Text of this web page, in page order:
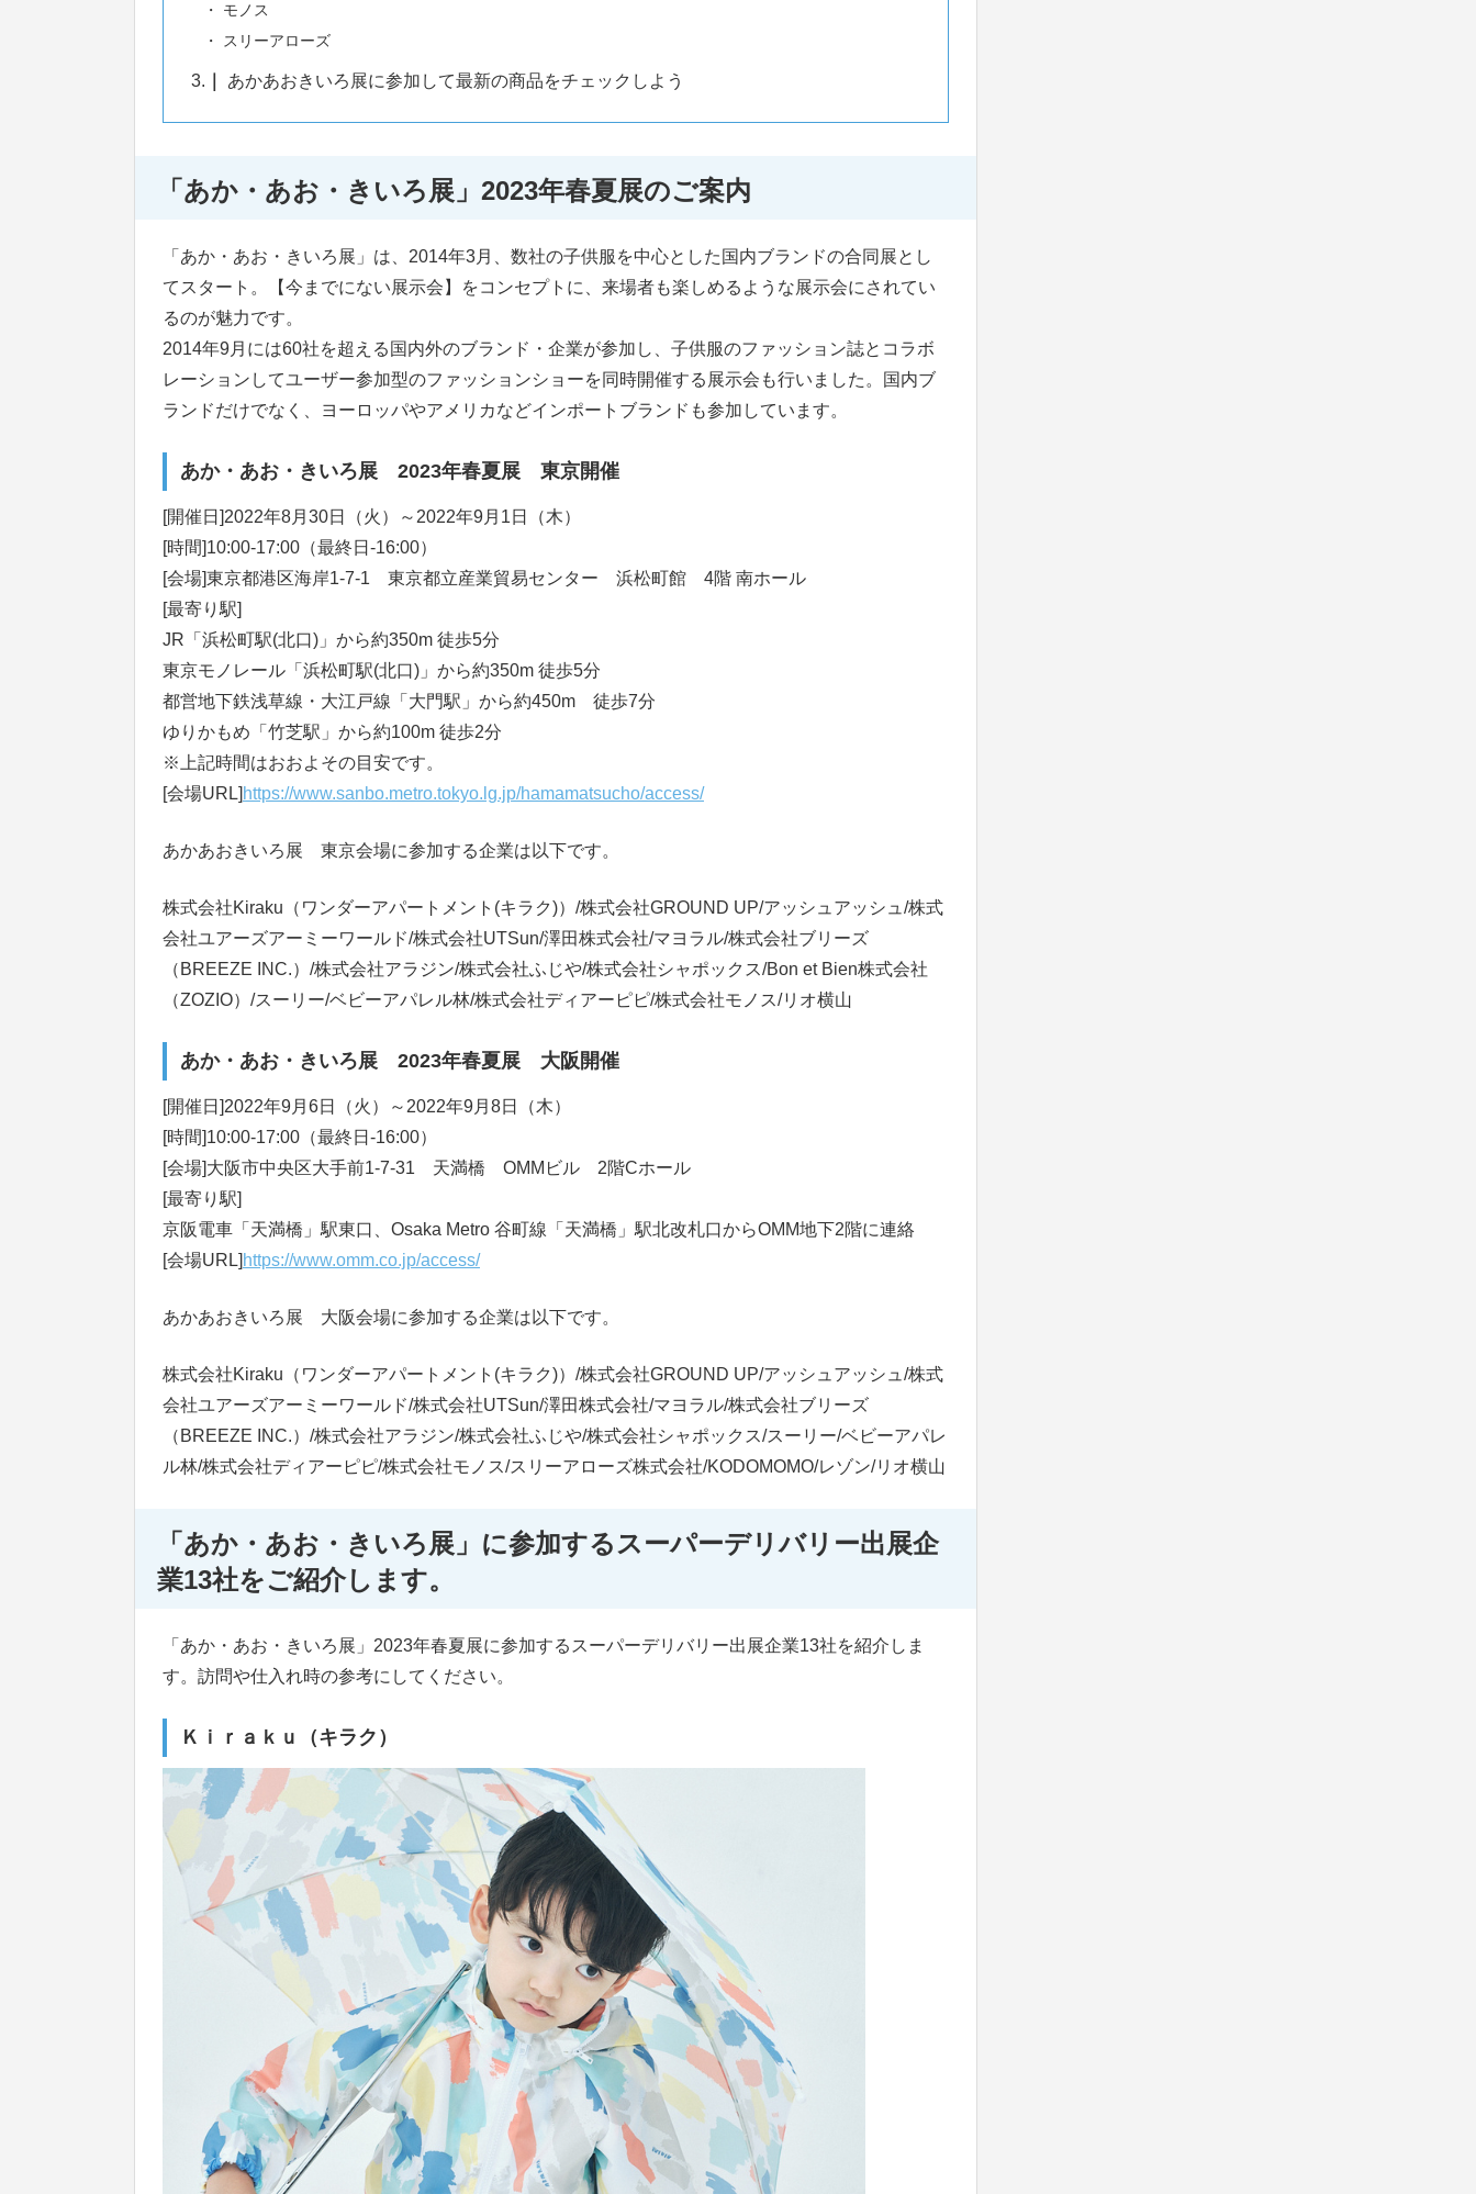
モノス
スリーアローズ
3. あかあおきいろ展に参加して最新の商品をチェックしよう
「あか・あお・きいろ展」2023年春夏展のご案内
「あか・あお・きいろ展」は、2014年3月、数社の子供服を中心とした国内ブランドの合同展とし
てスタート。【今までにない展示会】をコンセプトに、来場者も楽しめるような展示会にされてい
るのが魅力です。
2014年9月には60社を超える国内外のブランド・企業が参加し、子供服のファッション誌とコラボ
レーションしてユーザー参加型のファッションショーを同時開催する展示会も行いました。国内ブ
ランドだけでなく、ヨーロッパやアメリカなどインポートブランドも参加しています。
あか・あお・きいろ展 2023年春夏展 東京開催
[開催日]2022年8月30日（火）～2022年9月1日（木）
[時間]10:00-17:00（最終日-16:00）
[会場]東京都港区海岸1-7-1 東京都立産業貿易センター 浜松町館 4階 南ホール
[最寄り駅]
JR「浜松町駅(北口)」から約350m 徒歩5分
東京モノレール「浜松町駅(北口)」から約350m 徒歩5分
都営地下鉄浅草線・大江戸線「大門駅」から約450m 徒歩7分
ゆりかもめ「竹芝駅」から約100m 徒歩2分
※上記時間はおおよその目安です。
[会場URL] https://www.sanbo.metro.tokyo.lg.jp/hamamatsucho/access/
あかあおきいろ展 東京会場に参加する企業は以下です。
株式会社Kiraku（ワンダーアパートメント(キラク)）/株式会社GROUND UP/アッシュアッシュ/株式
会社ユアーズアーミーワールド/株式会社UTSun/澤田株式会社/マヨラル/株式会社ブリーズ
（BREEZE INC.）/株式会社アラジン/株式会社ふじや/株式会社シャポックス/Bon et Bien株式会社
（ZOZIO）/スーリー/ベビーアパレル林/株式会社ディアーピピ/株式会社モノス/リオ横山
あか・あお・きいろ展 2023年春夏展 大阪開催
[開催日]2022年9月6日（火）～2022年9月8日（木）
[時間]10:00-17:00（最終日-16:00）
[会場]大阪市中央区大手前1-7-31 天満橋 OMMビル 2階Cホール
[最寄り駅]
京阪電車「天満橋」駅東口、Osaka Metro 谷町線「天満橋」駅北改札口からOMM地下2階に連絡
[会場URL] https://www.omm.co.jp/access/
あかあおきいろ展 大阪会場に参加する企業は以下です。
株式会社Kiraku（ワンダーアパートメント(キラク)）/株式会社GROUND UP/アッシュアッシュ/株式
会社ユアーズアーミーワールド/株式会社UTSun/澤田株式会社/マヨラル/株式会社ブリーズ
（BREEZE INC.）/株式会社アラジン/株式会社ふじや/株式会社シャポックス/スーリー/ベビーアパレ
ル林/株式会社ディアーピピ/株式会社モノス/スリーアローズ株式会社/KODOMOMO/レゾン/リオ横山
「あか・あお・きいろ展」に参加するスーパーデリバリー出展企
業13社をご紹介します。
「あか・あお・きいろ展」2023年春夏展に参加するスーパーデリバリー出展企業13社を紹介しま
す。訪問や仕入れ時の参考にしてください。
Ｋｉｒａｋｕ（キラク）